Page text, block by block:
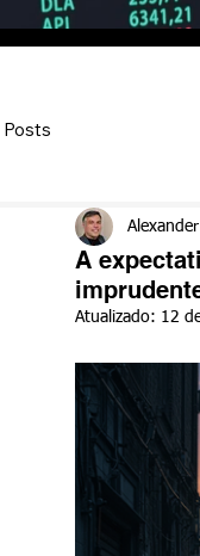
Posts
A
Atualizado: 12